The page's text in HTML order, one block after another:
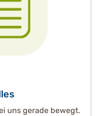
uns gerade bewegt.